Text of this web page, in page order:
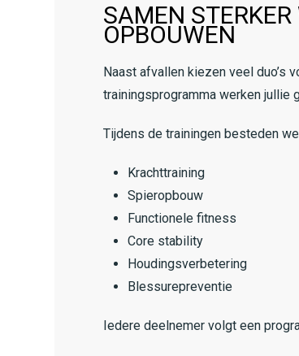
SAMEN
OPBOUWEN
Naast afvallen kiezen veel duo’s
trainingsprogramma werken jullie
Tijdens de trainingen besteden we
Krachttraining
Spieropbouw
Functionele fitness
Core stability
Houdingsverbetering
Blessurepreventie
Iedere deelnemer volgt een